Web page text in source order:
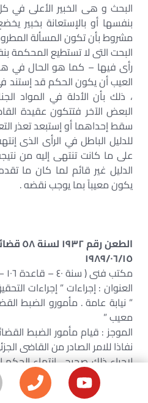
البحث و هى الخبير الأعلى
بنفسها أو بالإستعانة بخبير
مشروط بأن تكون المسألة
البحت التى لا تستطيع المحكمة
رأى فيها – كما هو الحال في
العيب أن يكون الحكم قد إستند
، ذلك بأن الأدلة في المواد
البعض الآخر فتتكون عقيدة
سقط إحداهما أو إستبعد تعذر
للدليل الباطل في الرأى الذى
على ما كانت تنتهى إليه من
الدليل غير قائم لما كان ما
يكون معيباً بما يوجب نقضه .
الطعن
١٩٨٩/٠٦/١٥
مكتب فنى ( سنة ٤٠ – قاعدة ١٠٦ – صفحة ٦٣٠ )
العنوان : إجراءات ” إجراءات
” نيابة عامة . مأمورو الضبط
معيب ”
الموجز : قيام مأمور الضبط
نفاذا للامر الصادر من القاضى
لاجراء ذلك صحيح . انتهاء
هذا الاجراء استنادا ال خلو
رقابتها على الأشرطة المسجلة